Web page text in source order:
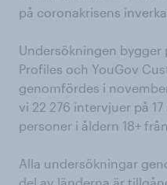
på coronakrisens
Undersökningen bygger
Profiles och YouGov
genomfördes i
vi 22 276 intervjuer på
personer i åldern 18+
Alla undersökningar